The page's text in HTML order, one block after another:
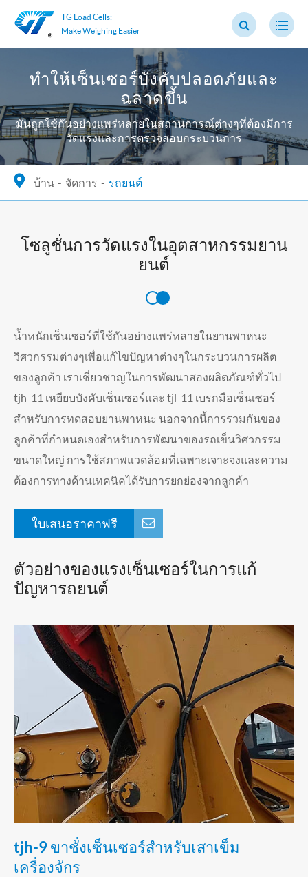
TG Load Cells:
Make Weighing Easier
ทำให้เซ็นเซอร์บังคับปลอดภัยและ
ฉลาดขึ้น
มันถูกใช้กันอย่างแพร่หลายในสถานการณ์ต่างๆที่ต้องมีการ
วัดแรงและการตรวจสอบกระบวนการ
บ้าน จัดการ รถยนต์
โซลูชั่นการวัดแรงในอุตสาหกรรมยาน
ยนต์
น้ำหนักเซ็นเซอร์ที่ใช้กันอย่างแพร่หลายในยานพาหนะ
วิศวกรรมต่างๆเพื่อแก้ไขปัญหาต่างๆในกระบวนการผลิต
ของลูกค้า เราเชี่ยวชาญในการพัฒนาสองผลิตภัณฑ์ทั่วไป
tjh-11 เหยียบบังคับเซ็นเซอร์และ tjl-11 เบรกมือเซ็นเซอร์
สำหรับการทดสอบยานพาหนะ นอกจากนี้การรวมกันของ
ลูกค้าที่กำหนดเองสำหรับการพัฒนาของรถเข็นวิศวกรรม
ขนาดใหญ่ การใช้สภาพแวดล้อมที่เฉพาะเจาะจงและความ
ต้องการทางด้านเทคนิคได้รับการยกย่องจากลูกค้า
ใบเสนอราคาฟรี
ตัวอย่างของแรงเซ็นเซอร์ในการแก้
ปัญหารถยนต์
tjh-9 ขาชั่งเซ็นเซอร์สำหรับเสาเข็ม
เครื่องจักร